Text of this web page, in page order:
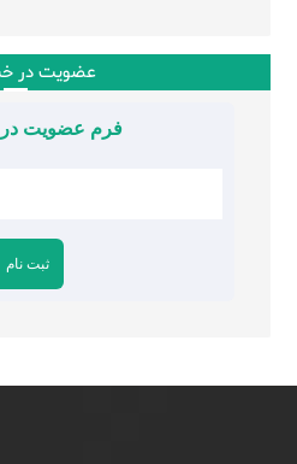
عضویت در
فرم عضویت در